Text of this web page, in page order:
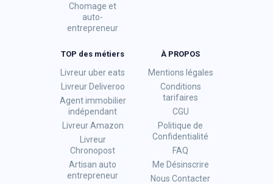
Chomage et
auto-
entrepreneur
TOP des métiers
Livreur uber eats
Livreur Deliveroo
Agent immobilier
indépendant
Livreur Amazon
Livreur
Chronopost
Artisan auto
entrepreneur
À PROPOS
Mentions légales
Conditions
tarifaires
CGU
Politique de
Confidentialité
FAQ
Me Désinscrire
Nous Contacter